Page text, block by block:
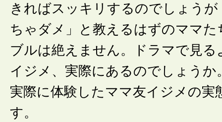
きればスッキリするのでしょう
ちゃダメ」と教えるはずのママた
ブルは絶えません。ドラマで見る
イジメ、実際にあるのでしょうか
実際に体験したママ友イジメの実
す。